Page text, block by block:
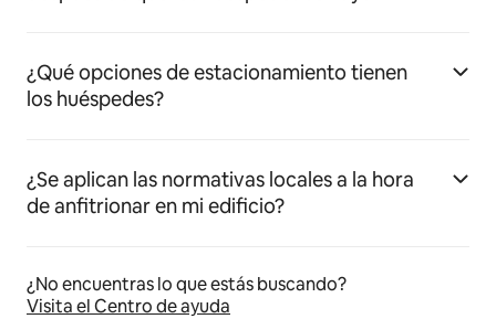
¿Qué opciones de estacionamiento tienen
los huéspedes?
¿Se aplican las normativas locales a la hora
de anfitrionar en mi edificio?
¿No encuentras lo que estás buscando?
Visita el Centro de ayuda